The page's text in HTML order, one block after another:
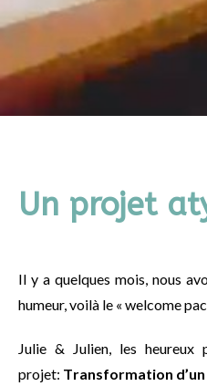
Un projet
Il y a quelques mois, nous
humeur, voilà le « welcome
Julie & Julien, les
projet: Transformation